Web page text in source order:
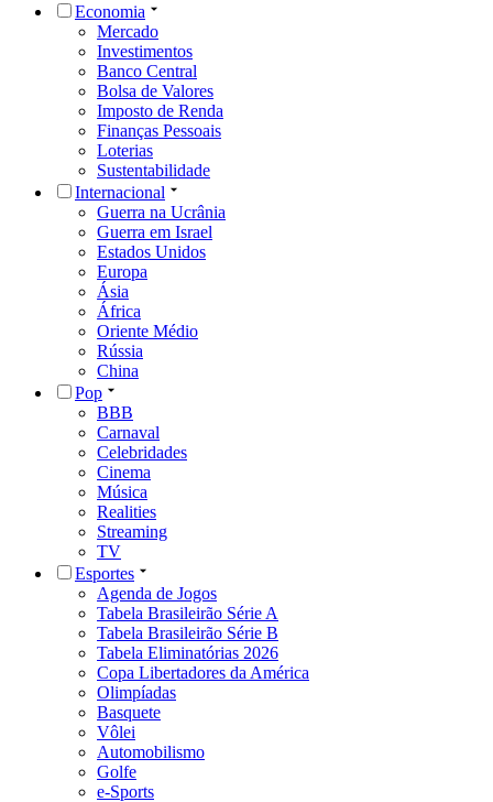
Economia
Mercado
Investimentos
Banco Central
Bolsa de Valores
Imposto de Renda
Finanças Pessoais
Loterias
Sustentabilidade
Internacional
Guerra na Ucrânia
Guerra em Israel
Estados Unidos
Europa
Ásia
África
Oriente Médio
Rússia
China
Pop
BBB
Carnaval
Celebridades
Cinema
Música
Realities
Streaming
TV
Esportes
Agenda de Jogos
Tabela Brasileirão Série A
Tabela Brasileirão Série B
Tabela Eliminatórias 2026
Copa Libertadores da América
Olimpíadas
Basquete
Vôlei
Automobilismo
Golfe
e-Sports